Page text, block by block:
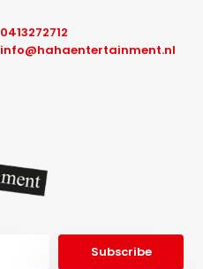
0413272712
info@hahaentertainment.nl
Subscribe